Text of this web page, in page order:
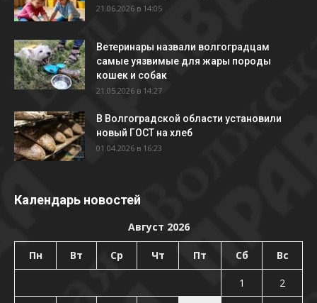
21.06.2026 в 14:05
Ветеринары назвали волгоградцам
самые уязвимые для жары породы
кошек и собак
21.05.2026 в 14:27
В Волгоградской области установили
новый ГОСТ на хлеб
01.04.2026 в 16:23
Календарь новостей
Август 2026
Пн Вт Ср Чт Пт Сб Вс
1
2